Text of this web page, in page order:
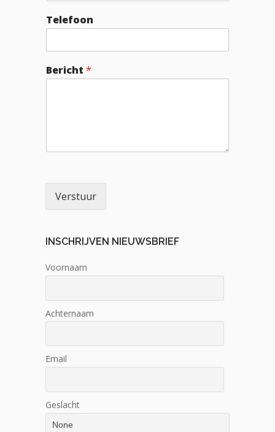
Telefoon
Bericht *
Verstuur
INSCHRIJVEN NIEUWSBRIEF
Voornaam
Achternaam
Email
Geslacht